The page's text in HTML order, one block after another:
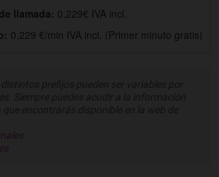
llamada: 0,229€ IVA incl.
0,229 €/min IVA incl. (Primer minuto gratis)